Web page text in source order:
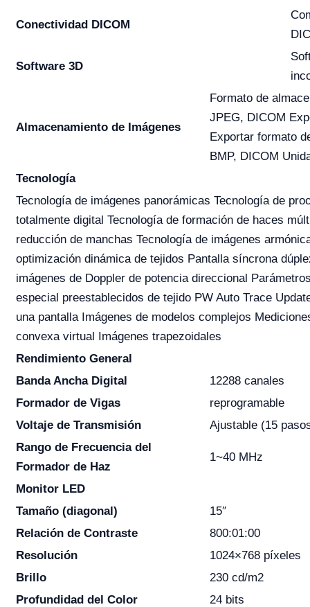
Conectividad DICOM
Software 3D
Almacenamiento de Imágenes
Formato de
JPEG, DICOM
Exportar formato
BMP, DICOM
Tecnología
Tecnología de imágenes panorámicas Tecnología de
totalmente digital Tecnología de formación de haces
reducción de manchas Tecnología de imágenes
optimización dinámica de tejidos Pantalla síncrona
imágenes de Doppler de potencia direccional
especial preestablecidos de tejido PW Auto Trace
una pantalla Imágenes de modelos complejos
convexa virtual Imágenes trapezoidales
Rendimiento General
Banda Ancha Digital
12288 canales
Formador de Vigas
reprogramable
Voltaje de Transmisión
Ajustable (15
Rango de Frecuencia del
Formador de Haz
1~40 MHz
Monitor LED
Tamaño (diagonal)
15″
Relación de Contraste
800:01:00
Resolución
1024×768 píxeles
Brillo
230 cd/m2
Profundidad del Color
24 bits